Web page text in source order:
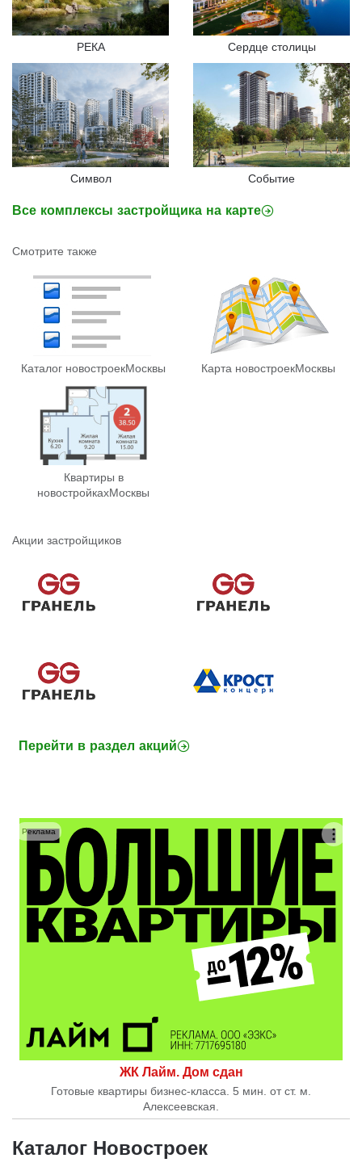
РЕКА Сердце столицы
Символ Событие
Все комплексы застройщика на карте
Смотрите также
Каталог новостроекМосквы Карта новостроекМосквы
Квартиры в
новостройкахМосквы
Акции застройщиков
Перейти в раздел акций
ЖК Лайм. Дом сдан
Готовые квартиры бизнес-класса. 5 мин. от ст. м.
Алексеевская.
Реклама
Каталог Новостроек